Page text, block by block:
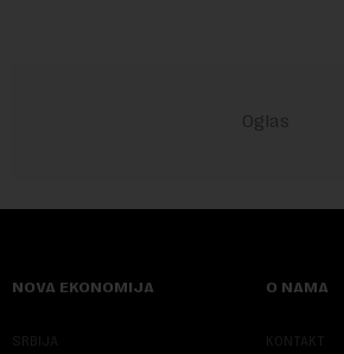
NOVA EKONOMIJA
SRBIJA
O NAMA
KONTAKT